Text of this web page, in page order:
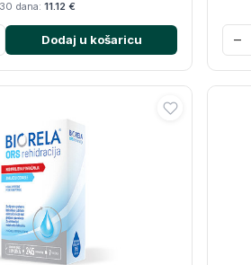
dana: 11.12 €
Dodaj u košaricu −